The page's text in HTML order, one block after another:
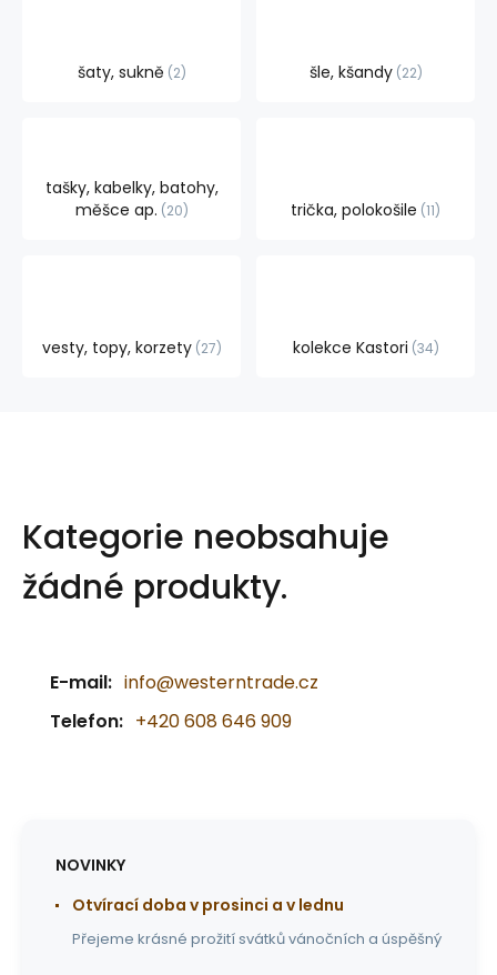
šaty, sukně 2 šle, kšandy 22
tašky, kabelky, batohy,
měšce ap. 20 trička, polokošile 11
vesty, topy, korzety 27 kolekce Kastori 34
Kategorie neobsahuje
žádné produkty.
E-mail: info@westerntrade.cz
Telefon: +420 608 646 909
NOVINKY
Otvírací doba v prosinci a v lednu
Přejeme krásné prožití svátků vánočních a úspěšný